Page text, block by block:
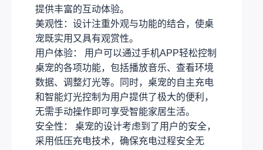
提供丰富的互动体验。
美观性：设计注重外观与功能的结合，使桌
宠既实用又具有观赏性。
用户体验： 用户可以通过手机APP轻松控制
桌宠的各项功能，包括播放音乐、查看环境
数据、调整灯光等。同时，桌宠的自主充电
和智能灯光控制为用户提供了极大的便利，
无需手动操作即可享受智能家居生活。
安全性： 桌宠的设计考虑到了用户的安全，
采用低压充电技术，确保充电过程安全无